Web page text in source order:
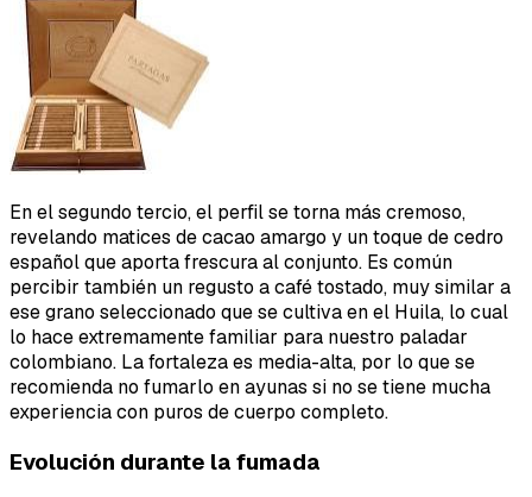
En el segundo tercio, el perfil se torna más cremoso,
revelando matices de cacao amargo y un toque de cedro
español que aporta frescura al conjunto. Es común
percibir también un regusto a café tostado, muy similar a
ese grano seleccionado que se cultiva en el Huila, lo cual
lo hace extremamente familiar para nuestro paladar
colombiano. La fortaleza es media-alta, por lo que se
recomienda no fumarlo en ayunas si no se tiene mucha
experiencia con puros de cuerpo completo.
Evolución durante la fumada